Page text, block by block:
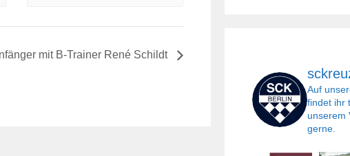
mit B-Trainer René Schildt
Auf
findet ihr
unserem
gerne.